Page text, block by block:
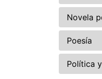
Novela
Poesía
Política